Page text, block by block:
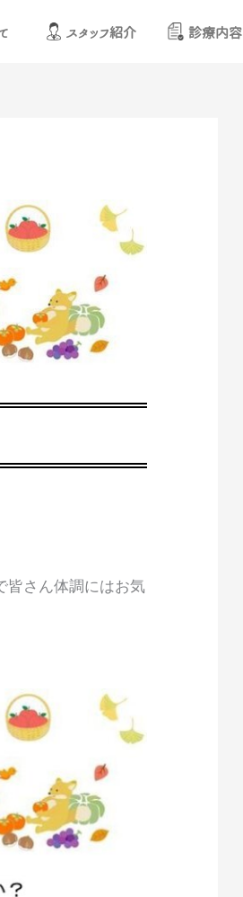
スタッフ紹介 診療内容
皆さん体調にはお気